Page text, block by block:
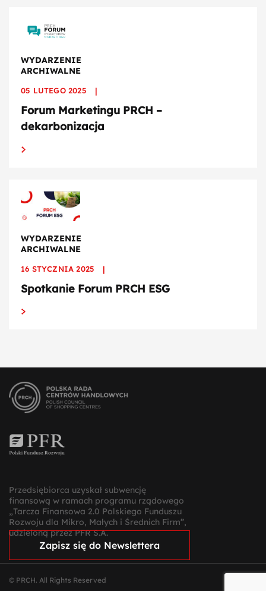
WYDARZENIE
ARCHIWALNE
05 LUTEGO 2025 |
Forum Marketingu PRCH –
dekarbonizacja
WYDARZENIE
ARCHIWALNE
16 STYCZNIA 2025 |
Spotkanie Forum PRCH ESG
Przedsiębiorca uzyskał subwencję
finansową w ramach programu rządowego
„Tarcza Finansowa 2.0 Polskiego Funduszu
Rozwoju dla Mikro, Małych i Średnich Firm”,
udzieloną przez PFR S.A.
Zapisz się do Newslettera
© PRCH. All Rights Reserved